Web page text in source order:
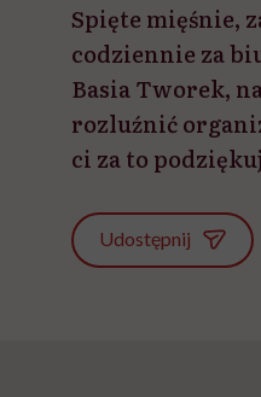
Spięte mięśnie,
codziennie za
Basia Tworek,
rozluźnić
ci za to
Udostępnij